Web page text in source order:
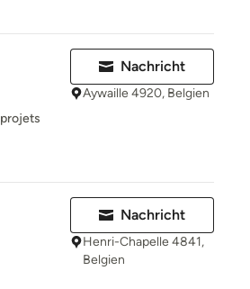
Nachricht
Aywaille 4920, Belgien
Nachricht
Henri-Chapelle 4841,
Belgien